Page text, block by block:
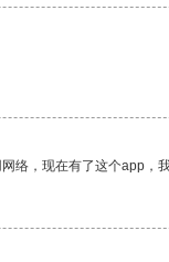
络，现在有了这个app，我